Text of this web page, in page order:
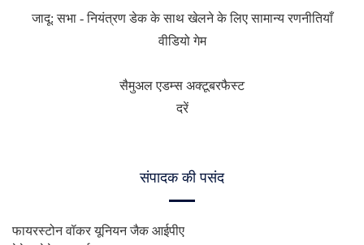
जादू: सभा - नियंत्रण डेक के साथ खेलने के लिए सामान्य रणनीतियाँ
वीडियो गेम
सैमुअल एडम्स अक्टूबरफैस्ट
दरें
संपादक की पसंद
फायरस्टोन वॉकर यूनियन जैक आईपीए